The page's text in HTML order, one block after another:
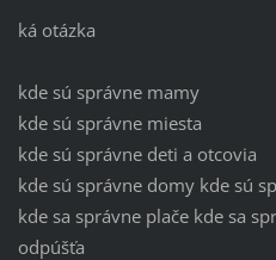
ká otázka
kde sú správne mamy
kde sú správne miesta
kde sú správne deti a otcovia
kde sú správne domy kde sú
kde sa správne plače kde sa
odpúšťa